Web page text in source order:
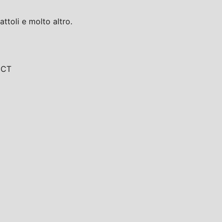
e molto altro.